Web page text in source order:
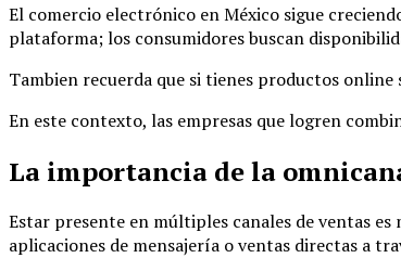
El comercio electrónico en México sigue
plataforma; los consumidores buscan
Tambien recuerda que si tienes productos
En este contexto, las empresas que logren
La importancia de la
Estar presente en múltiples canales de ventas es
aplicaciones de mensajería o ventas directas a